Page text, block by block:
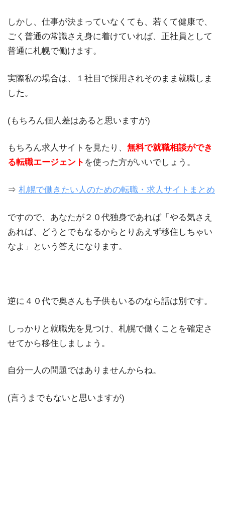
しかし、仕事が決まっていなくても、若くて健康で、
ごく普通の常識さえ身に着けていれば、正社員として
普通に札幌で働けます。
実際私の場合は、１社目で採用されそのまま就職しま
した。
(もちろん個人差はあると思いますが)
もちろん求人サイトを見たり、 無料で就職相談ができ
る転職エージェント を使った方がいいでしょう。
⇒ 札幌で働きたい人のための転職・求人サイトまとめ
ですので、あなたが２０代独身であれば「やる気さえ
あれば、どうとでもなるからとりあえず移住しちゃい
なよ」という答えになります。
逆に４０代で奥さんも子供もいるのなら話は別です。
しっかりと就職先を見つけ、札幌で働くことを確定さ
せてから移住しましょう。
自分一人の問題ではありませんからね。
(言うまでもないと思いますが)